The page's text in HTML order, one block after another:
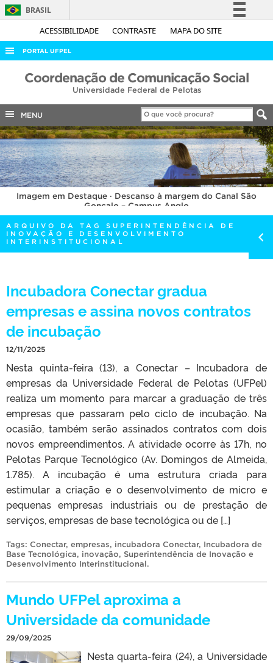
ACESSIBILIDADE CONTRASTE MAPA DO SITE
BRASIL
Simplifique!
Acesso à informação
Legislação
Canais
PORTAL UFPEL
ACESSO À INFORMAÇÃO
COBALTO
CONCURSOS
EDITAIS
INTERNACIONAL
OUVIDORIA
PORTARIAS
TELEFONES
Coordenação de Comunicação Social
Universidade Federal de Pelotas
MENU
Imagem em Destaque · Descanso à margem do Canal São
Gonçalo – Campus Anglo
ARQUIVO DA TAG SUPERINTENDÊNCIA DE
INOVAÇÃO E DESENVOLVIMENTO
INTERINSTITUCIONAL
Incubadora Conectar gradua
empresas e assina novos contratos
de incubação
12/11/2025
Nesta quinta-feira (13), a Conectar – Incubadora de
empresas da Universidade Federal de Pelotas (UFPel)
realiza um momento para marcar a graduação de três
empresas que passaram pelo ciclo de incubação. Na
ocasião, também serão assinados contratos com dois
novos empreendimentos. A atividade ocorre às 17h, no
Pelotas Parque Tecnológico (Av. Domingos de Almeida,
1.785). A incubação é uma estrutura criada para
estimular a criação e o desenvolvimento de micro e
pequenas empresas industriais ou de prestação de
serviços, empresas de base tecnológica ou de […]
Tags: Conectar, empresas, incubadora Conectar, Incubadora de
Base Tecnológica, inovação, Superintendência de Inovação e
Desenvolvimento Interinstitucional.
Mundo UFPel aproxima a
Universidade da comunidade
29/09/2025
Nesta quarta-feira (24), a Universidade